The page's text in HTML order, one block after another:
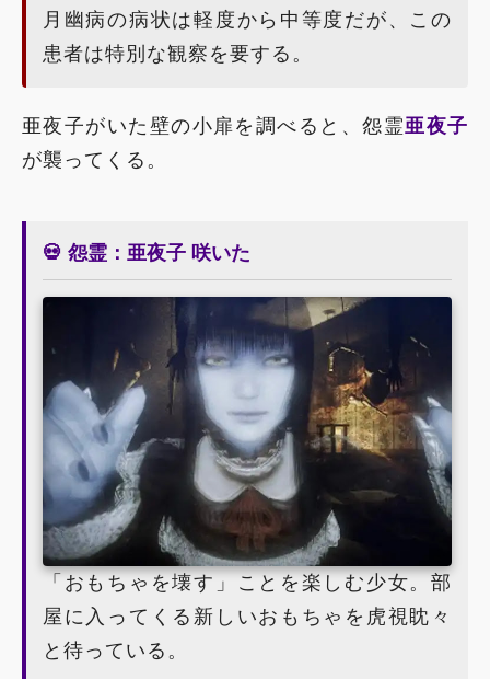
月幽病の病状は軽度から中等度だが、この
患者は特別な観察を要する。
亜夜子がいた壁の小扉を調べると、怨霊亜夜子
が襲ってくる。
💀 怨霊：亜夜子 咲いた
「おもちゃを壊す」ことを楽しむ少女。部
屋に入ってくる新しいおもちゃを虎視眈々
と待っている。